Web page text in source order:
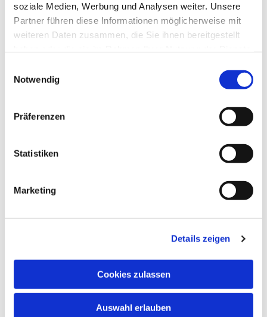
soziale Medien, Werbung und Analysen weiter. Unsere
Partner führen diese Informationen möglicherweise mit
weiteren Daten zusammen, die Sie ihnen bereitgestellt
Notwendig
Präferenzen
Statistiken
Marketing
Details zeigen
Cookies zulassen
Auswahl erlauben
Dies könnte Sie auch